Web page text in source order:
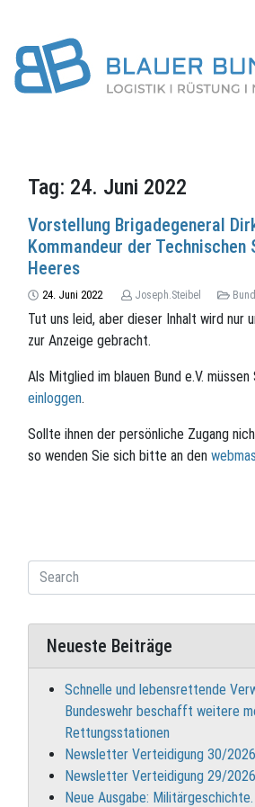
Tag: 24. Juni 2022
Vorstellung Brigadegeneral
Kommandeur der Technischen
Heeres
24. Juni 2022 Joseph.Steibel
Tut uns leid, aber dieser Inhalt wird nur
zur Anzeige gebracht.
Als Mitglied im blauen Bund e.V.
einloggen.
Sollte ihnen der persönliche Zugang
so wenden Sie sich bitte an den
Neueste Beiträge
Schnelle und lebensrettende
Bundeswehr beschafft weitere
Rettungsstationen
Newsletter Verteidigung 30/2026
Newsletter Verteidigung 29/2026
Neue Ausgabe: